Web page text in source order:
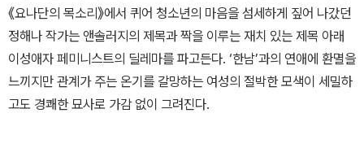
《요나단의 목소리》에서 퀴어 청소년의 마음을 섬세하게 짚어 나갔던
정해나 작가는 앤솔러지의 제목과 짝을 이루는 재치 있는 제목 아래
이성애자 페미니스트의 딜레마를 파고든다. ‘한남’과의 연애에 환멸을
느끼지만 관계가 주는 온기를 갈망하는 여성의 절박한 모색이 세밀하
고도 경쾌한 묘사로 가감 없이 그려진다.